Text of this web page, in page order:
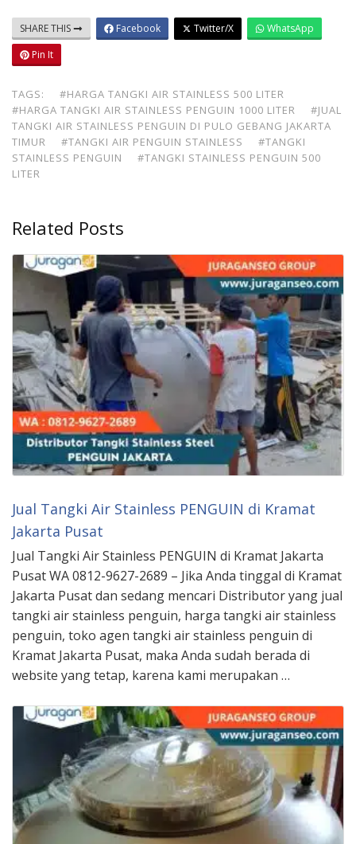
SHARE THIS Facebook Twitter/X
WhatsApp
Pin It
TAGS:
#HARGA TANGKI AIR STAINLESS 500 LITER
#HARGA TANGKI AIR STAINLESS PENGUIN 1000 LITER
#JUAL
TANGKI AIR STAINLESS PENGUIN DI PULO GEBANG JAKARTA
TIMUR
#TANGKI AIR PENGUIN STAINLESS
#TANGKI
STAINLESS PENGUIN
#TANGKI STAINLESS PENGUIN 500
LITER
Related Posts
Jual Tangki Air Stainless PENGUIN di Kramat
Jakarta Pusat
Jual Tangki Air Stainless PENGUIN di Kramat Jakarta
Pusat WA 0812-9627-2689 – Jika Anda tinggal di Kramat
Jakarta Pusat dan sedang mencari Distributor yang jual
tangki air stainless penguin, harga tangki air stainless
penguin, toko agen tangki air stainless penguin di
Kramat Jakarta Pusat, maka Anda sudah berada di
website yang tetap, karena kami merupakan …